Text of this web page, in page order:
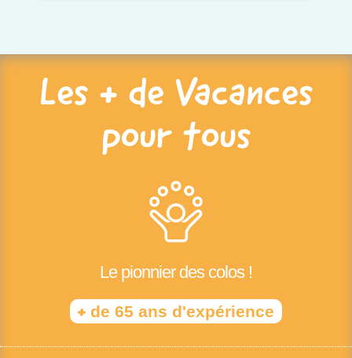
Les + de Vacances
pour tous
Le pionnier des colos !
+ de 65 ans d'expérience